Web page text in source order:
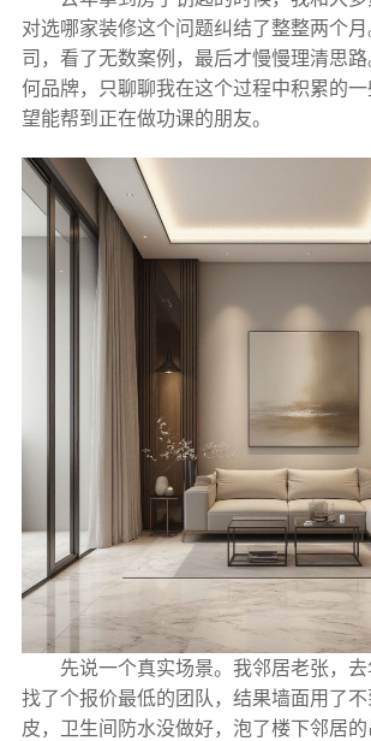
对选哪家装修这个问题纠结了整整两个
司，看了无数案例，最后才慢慢理清思
何品牌，只聊聊我在这个过程中积累的
望能帮到正在做功课的朋友。
先说一个真实场景。我邻居老张，
找了个报价最低的团队，结果墙面用了
皮，卫生间防水没做好，泡了楼下邻居